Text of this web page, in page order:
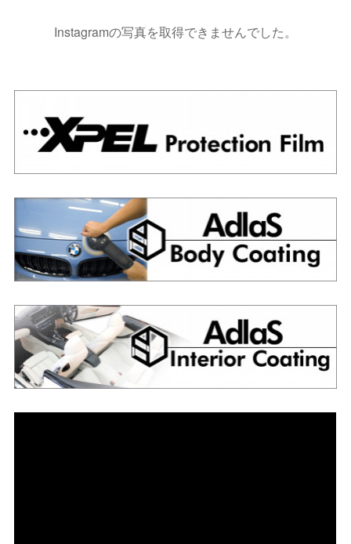
Instagramの写真を取得できませんでした。